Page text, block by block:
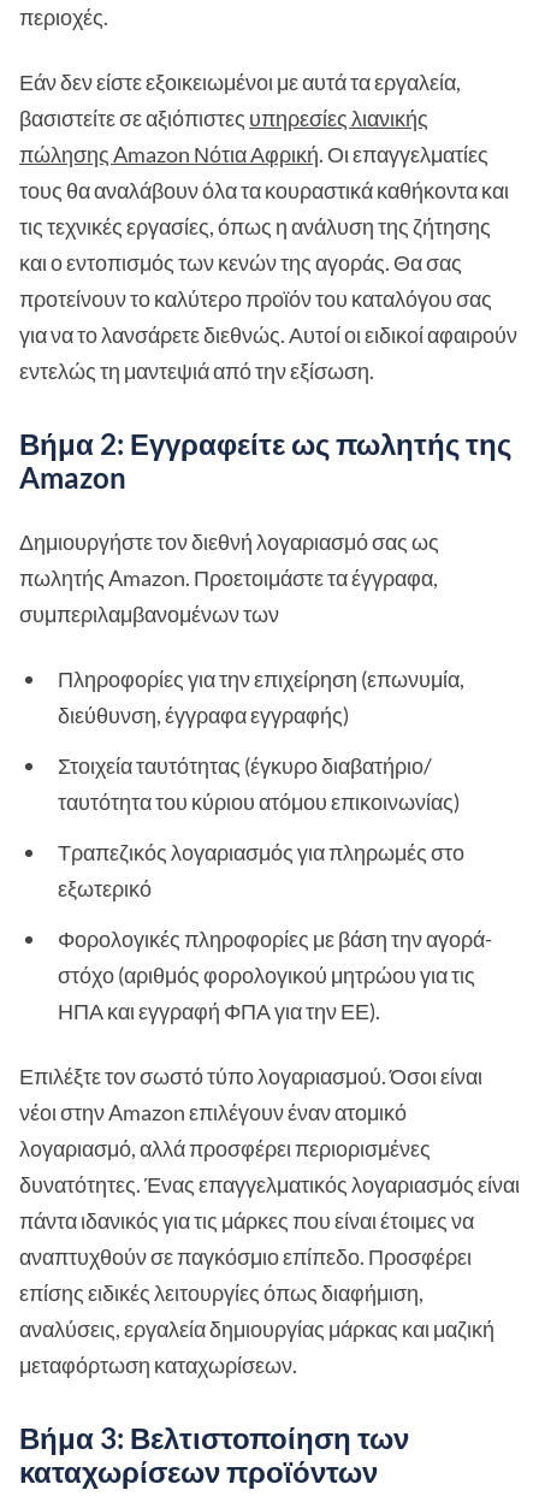
περιοχές.
Εάν δεν είστε εξοικειωμένοι με αυτά τα εργαλεία,
βασιστείτε σε αξιόπιστες υπηρεσίες λιανικής
πώλησης Amazon Νότια Αφρική. Οι επαγγελματίες
τους θα αναλάβουν όλα τα κουραστικά καθήκοντα και
τις τεχνικές εργασίες, όπως η ανάλυση της ζήτησης
και ο εντοπισμός των κενών της αγοράς. Θα σας
προτείνουν το καλύτερο προϊόν του καταλόγου σας
για να το λανσάρετε διεθνώς. Αυτοί οι ειδικοί αφαιρούν
εντελώς τη μαντεψιά από την εξίσωση.
Βήμα 2: Εγγραφείτε ως πωλητής της
Amazon
Δημιουργήστε τον διεθνή λογαριασμό σας ως
πωλητής Amazon. Προετοιμάστε τα έγγραφα,
συμπεριλαμβανομένων των
Πληροφορίες για την επιχείρηση (επωνυμία,
διεύθυνση, έγγραφα εγγραφής)
Στοιχεία ταυτότητας (έγκυρο διαβατήριο/
ταυτότητα του κύριου ατόμου επικοινωνίας)
Τραπεζικός λογαριασμός για πληρωμές στο
εξωτερικό
Φορολογικές πληροφορίες με βάση την αγορά-
στόχο (αριθμός φορολογικού μητρώου για τις
ΗΠΑ και εγγραφή ΦΠΑ για την ΕΕ).
Επιλέξτε τον σωστό τύπο λογαριασμού. Όσοι είναι
νέοι στην Amazon επιλέγουν έναν ατομικό
λογαριασμό, αλλά προσφέρει περιορισμένες
δυνατότητες. Ένας επαγγελματικός λογαριασμός είναι
πάντα ιδανικός για τις μάρκες που είναι έτοιμες να
αναπτυχθούν σε παγκόσμιο επίπεδο. Προσφέρει
επίσης ειδικές λειτουργίες όπως διαφήμιση,
αναλύσεις, εργαλεία δημιουργίας μάρκας και μαζική
μεταφόρτωση καταχωρίσεων.
Βήμα 3: Βελτιστοποίηση των
καταχωρίσεων προϊόντων